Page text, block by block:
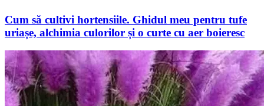
Cum să cultivi hortensiile. Ghidul meu pentru tufe
uriașe, alchimia culorilor și o curte cu aer boieresc